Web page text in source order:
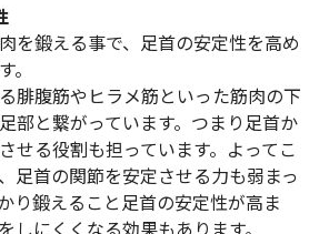
を鍛える事で、足首の安定性を高め
。
腓腹筋やヒラメ筋といった筋肉の下
部と繋がっています。つまり足首か
せる役割も担っています。よってこ
足首の関節を安定させる力も弱まっ
り鍛えること足首の安定性が高ま
しにくくなる効果もあります。